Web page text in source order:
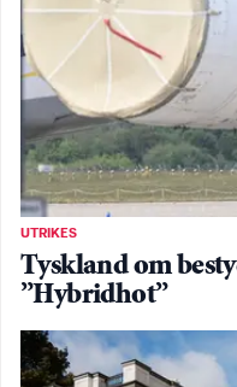
UTRIKES
Tyskland om
”Hybridhot”